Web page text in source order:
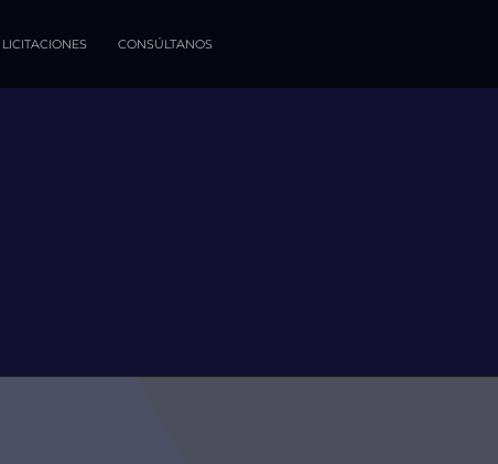
LICITACIONES CONSÚLTANOS